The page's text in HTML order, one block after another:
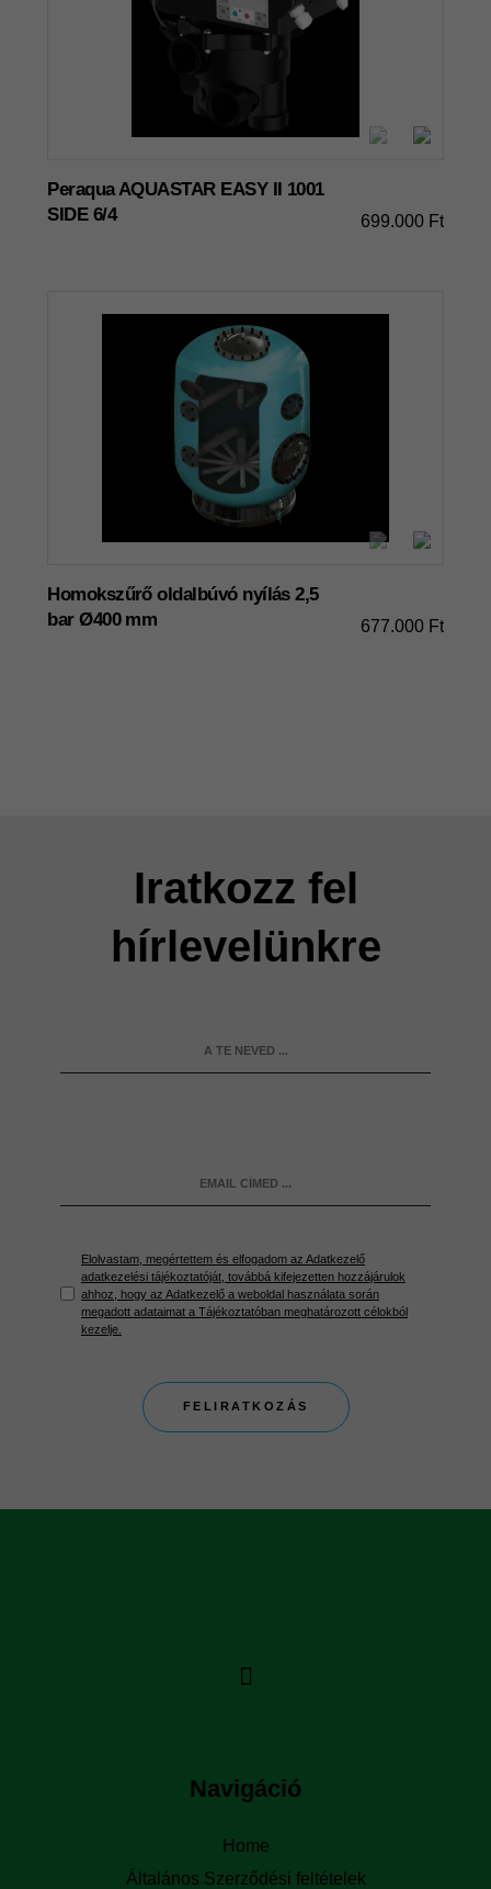
Peraqua AQUASTAR EASY II 1001
SIDE 6/4
699.000 Ft
Homokszűrő oldalbúvó nyílás 2,5
bar Ø400 mm
677.000 Ft
Iratkozz fel
hírlevelünkre
Elolvastam, megértettem és elfogadom az Adatkezelő
adatkezelési tájékoztatóját, továbbá kifejezetten hozzájárulok
ahhoz, hogy az Adatkezelő a weboldal használata során
megadott adataimat a Tájékoztatóban meghatározott célokból
kezelje.
FELIRATKOZÁS
Navigáció
Home
Általános Szerződési feltételek